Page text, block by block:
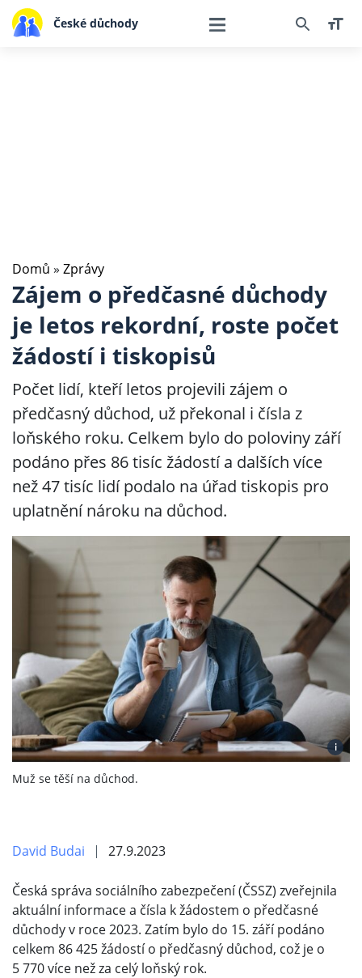
České důchody
Domů » Zprávy
Zájem o předčasné důchody
je letos rekordní, roste počet
žádostí i tiskopisů
Počet lidí, kteří letos projevili zájem o
předčasný důchod, už překonal i čísla z
loňského roku. Celkem bylo do poloviny září
podáno přes 86 tisíc žádostí a dalších více
než 47 tisíc lidí podalo na úřad tiskopis pro
uplatnění nároku na důchod.
i
Muž se těší na důchod.
David Budai 27.9.2023
Česká správa sociálního zabezpečení (ČSSZ) zveřejnila
aktuální informace a čísla k žádostem o předčasné
důchody v roce 2023. Zatím bylo do 15. září podáno
celkem 86 425 žádostí o předčasný důchod, což je o
5 770 více než za celý loňský rok.